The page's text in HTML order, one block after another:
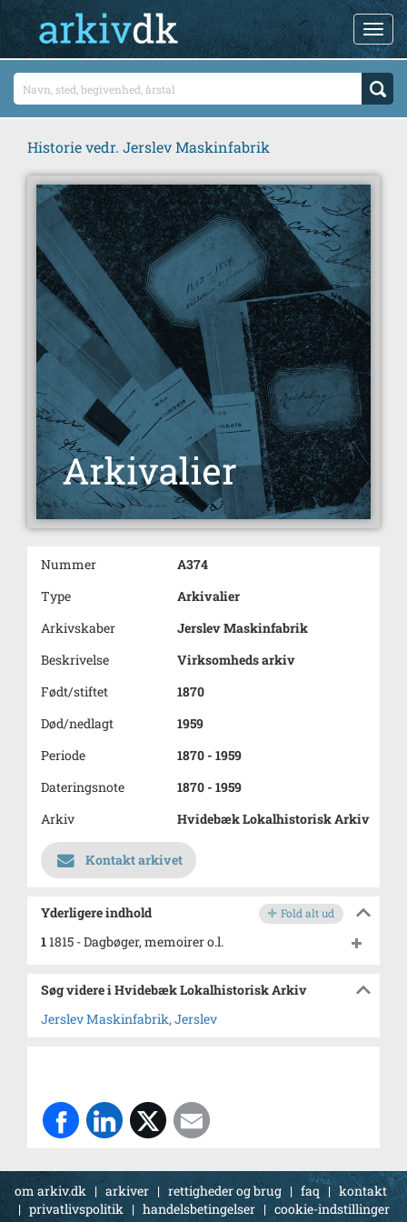
Historie vedr. Jerslev Maskinfabrik
Nummer
A374
Type
Arkivalier
Arkivskaber
Jerslev Maskinfabrik
Beskrivelse
Virksomheds arkiv
Født/stiftet
1870
Død/nedlagt
1959
Periode
1870 - 1959
Dateringsnote
1870 - 1959
Arkiv
Hvidebæk Lokalhistorisk Arkiv
Kontakt arkivet
Yderligere indhold Fold alt ud
11815 - Dagbøger, memoirer o.l.
Søg videre i Hvidebæk Lokalhistorisk Arkiv
Jerslev Maskinfabrik, Jerslev
om arkiv.dk | arkiver | rettigheder og brug | faq | kontakt
|privatlivspolitik | handelsbetingelser | cookie-indstillinger